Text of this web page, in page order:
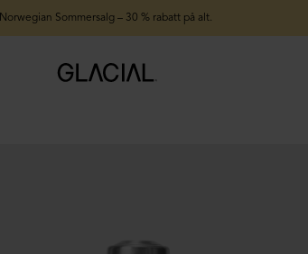
Norwegian Sommersalg – 30 % rabatt på alt.